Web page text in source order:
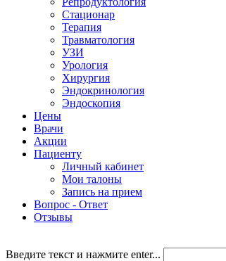
Стационар
Терапия
Травматология
УЗИ
Урология
Хирургия
Эндокринология
Эндоскопия
Цены
Врачи
Акции
Пациенту
Личный кабинет
Мои талоны
Запись на прием
Вопрос - Ответ
Отзывы
Введите текст и нажмите enter...